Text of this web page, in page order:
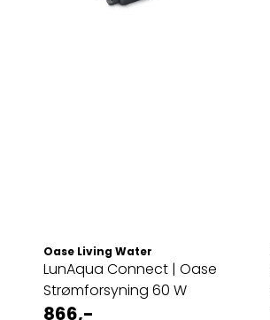
Oase Living Water
LunAqua Connect | Oase
Strømforsyning 60 W
866,-